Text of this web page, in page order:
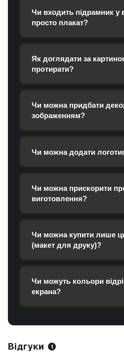
Чи входить підрамник у
просто плакат?
Як доглядати за
протирати?
Чи можна придбати
зображенням?
Чи можна додати
Чи можна прискорити
виготовлення?
Чи можна купити лише
(макет для друку)?
Чи можуть кольори
екрана?
Відгуки 1